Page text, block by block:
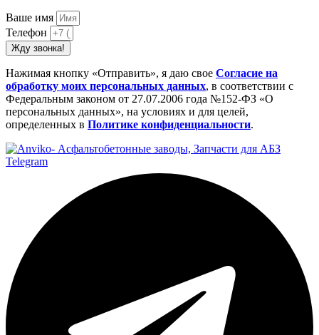
Ваше имя
Телефон
Жду звонка!
Нажимая кнопку «Отправить», я даю свое Cогласие на
обработку моих персональных данных, в соответствии с
Федеральным законом от 27.07.2006 года №152-ФЗ «О
персональных данных», на условиях и для целей,
определенных в Политике конфиденциальности.
Telegram